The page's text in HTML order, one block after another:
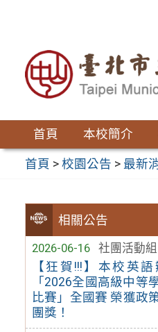
首頁 本校簡介
首頁 >校園公告 > 最新
相關公告
2026-06-16
社團活動組
【狂賀!!!】本校英
「2026全國高級中等
比賽」全國賽 榮獲政
團獎！